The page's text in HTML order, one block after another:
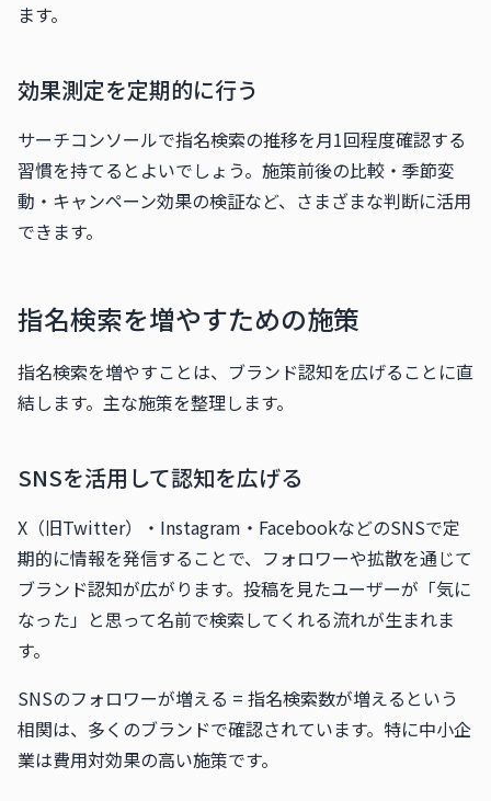
ます。
効果測定を定期的に行う
サーチコンソールで指名検索の推移を月1回程度確認する
習慣を持てるとよいでしょう。施策前後の比較・季節変
動・キャンペーン効果の検証など、さまざまな判断に活用
できます。
指名検索を増やすための施策
指名検索を増やすことは、ブランド認知を広げることに直
結します。主な施策を整理します。
SNSを活用して認知を広げる
X（旧Twitter）・Instagram・FacebookなどのSNSで定
期的に情報を発信することで、フォロワーや拡散を通じて
ブランド認知が広がります。投稿を見たユーザーが「気に
なった」と思って名前で検索してくれる流れが生まれま
す。
SNSのフォロワーが増える = 指名検索数が増えるという
相関は、多くのブランドで確認されています。特に中小企
業は費用対効果の高い施策です。